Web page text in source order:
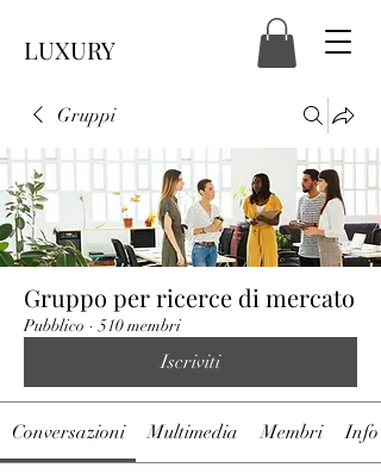
LUXURY
Gruppi
Gruppo per ricerce di mercato
Pubblico · 510 membri
Iscriviti
Conversazioni Multimedia Membri Info